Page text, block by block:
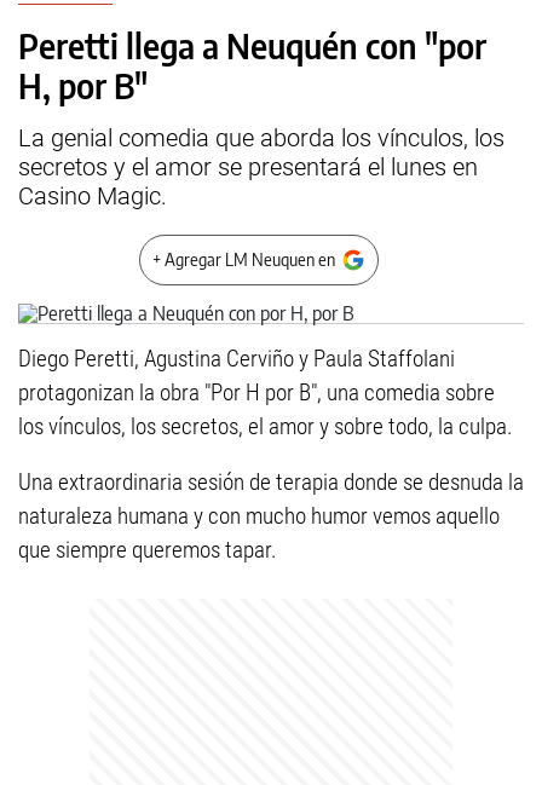
Peretti llega a Neuquén con "por
H, por B"
La genial comedia que aborda los vínculos, los
secretos y el amor se presentará el lunes en
Casino Magic.
+ Agregar LM Neuquen en
Diego Peretti, Agustina Cerviño y Paula Staffolani
protagonizan la obra "Por H por B", una comedia sobre
los vínculos, los secretos, el amor y sobre todo, la culpa.
Una extraordinaria sesión de terapia donde se desnuda la
naturaleza humana y con mucho humor vemos aquello
que siempre queremos tapar.